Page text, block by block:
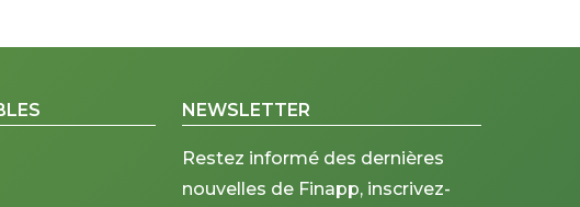
NEWSLETTER
Restez informé des dernières
nouvelles de Finapp, inscrivez-